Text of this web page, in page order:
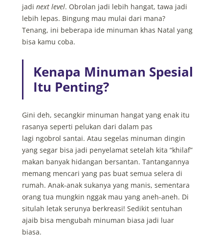
jadi next level. Obrolan jadi lebih hangat, tawa jadi
lebih lepas. Bingung mau mulai dari mana?
Tenang, ini beberapa ide minuman khas Natal yang
bisa kamu coba.
Kenapa Minuman Spesial
Itu Penting?
Gini deh, secangkir minuman hangat yang enak itu
rasanya seperti pelukan dari dalam pas
lagi ngobrol santai. Atau segelas minuman dingin
yang segar bisa jadi penyelamat setelah kita “khilaf”
makan banyak hidangan bersantan. Tantangannya
memang mencari yang pas buat semua selera di
rumah. Anak-anak sukanya yang manis, sementara
orang tua mungkin nggak mau yang aneh-aneh. Di
situlah letak serunya berkreasi! Sedikit sentuhan
ajaib bisa mengubah minuman biasa jadi luar
biasa.